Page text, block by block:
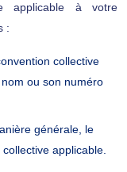
applicable à votre
:
collective
ou son numéro
générale, le
applicable.